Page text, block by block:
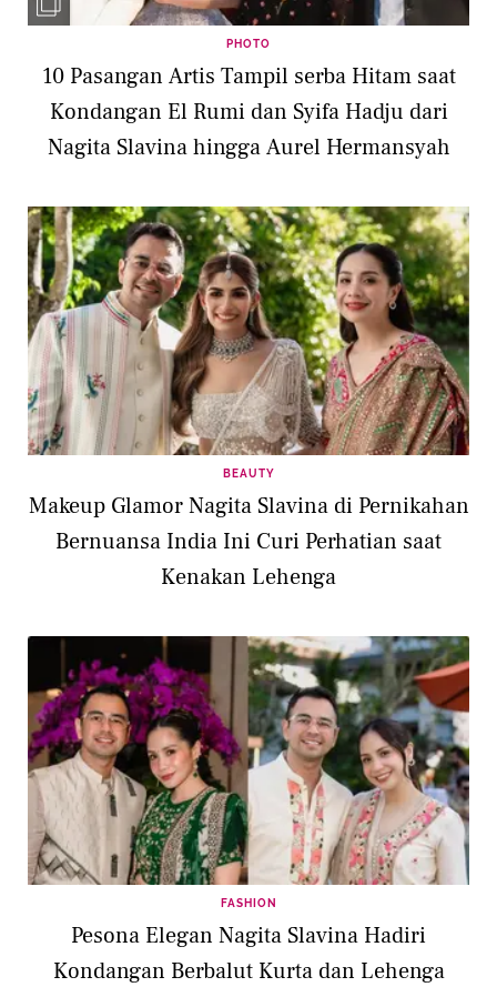
PHOTO
10 Pasangan Artis Tampil serba Hitam saat
Kondangan El Rumi dan Syifa Hadju dari
Nagita Slavina hingga Aurel Hermansyah
BEAUTY
Makeup Glamor Nagita Slavina di Pernikahan
Bernuansa India Ini Curi Perhatian saat
Kenakan Lehenga
FASHION
Pesona Elegan Nagita Slavina Hadiri
Kondangan Berbalut Kurta dan Lehenga